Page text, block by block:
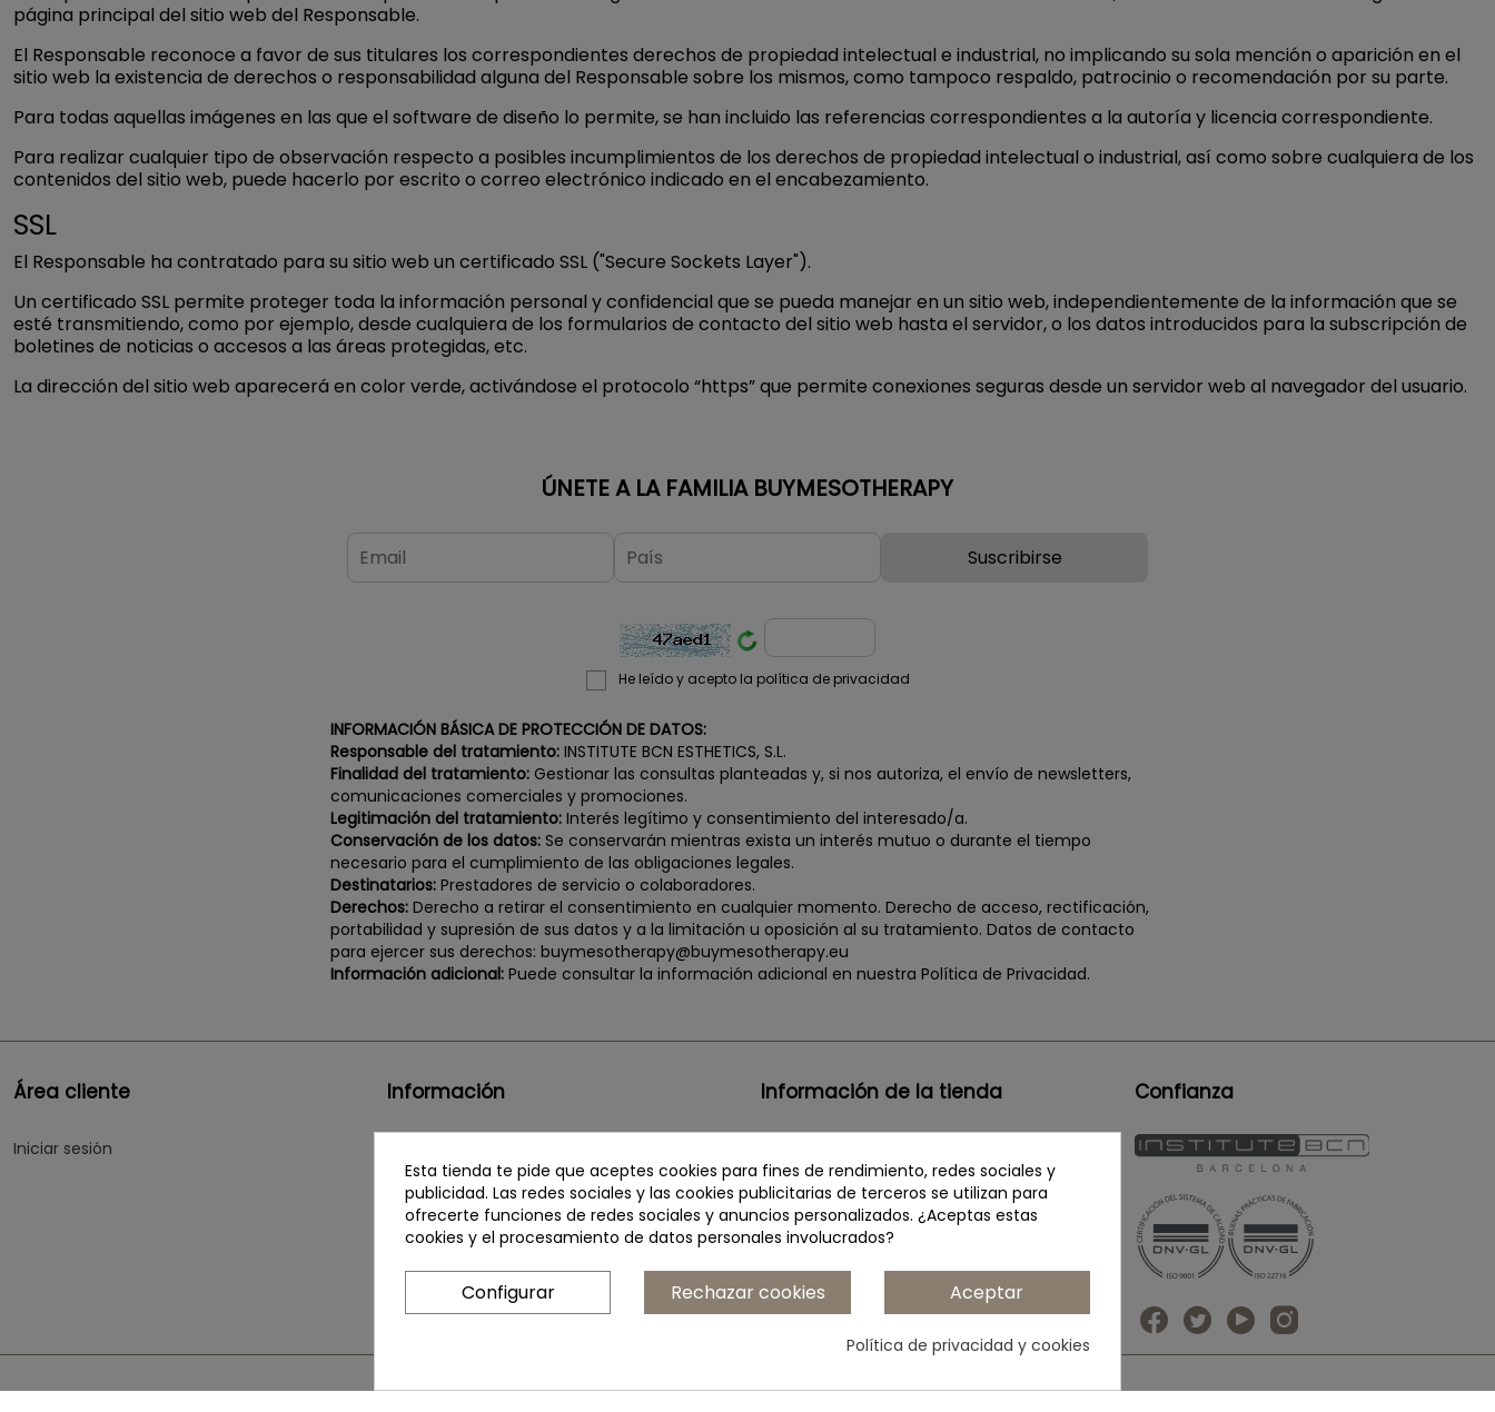
página principal del sitio web del Responsable.
El Responsable reconoce a favor de sus titulares los correspondientes derechos de propiedad intelectual e industrial, no implicando su sola mención o aparición en el
sitio web la existencia de derechos o responsabilidad alguna del Responsable sobre los mismos, como tampoco respaldo, patrocinio o recomendación por su parte.
Para todas aquellas imágenes en las que el software de diseño lo permite, se han incluido las referencias correspondientes a la autoría y licencia correspondiente.
Para realizar cualquier tipo de observación respecto a posibles incumplimientos de los derechos de propiedad intelectual o industrial, así como sobre cualquiera de los
contenidos del sitio web, puede hacerlo por escrito o correo electrónico indicado en el encabezamiento.
SSL
El Responsable ha contratado para su sitio web un certificado SSL ("Secure Sockets Layer").
Un certificado SSL permite proteger toda la información personal y confidencial que se pueda manejar en un sitio web, independientemente de la información que se
esté transmitiendo, como por ejemplo, desde cualquiera de los formularios de contacto del sitio web hasta el servidor, o los datos introducidos para la subscripción de
boletines de noticias o accesos a las áreas protegidas, etc.
La dirección del sitio web aparecerá en color verde, activándose el protocolo “https” que permite conexiones seguras desde un servidor web al navegador del usuario.
ÚNETE A LA FAMILIA BUYMESOTHERAPY
He leído y acepto la política de privacidad
INFORMACIÓN BÁSICA DE PROTECCIÓN DE DATOS:
Responsable del tratamiento: INSTITUTE BCN ESTHETICS, S.L.
Finalidad del tratamiento: Gestionar las consultas planteadas y, si nos autoriza, el envío de newsletters,
comunicaciones comerciales y promociones.
Legitimación del tratamiento: Interés legítimo y consentimiento del interesado/a.
Conservación de los datos: Se conservarán mientras exista un interés mutuo o durante el tiempo
necesario para el cumplimiento de las obligaciones legales.
Destinatarios: Prestadores de servicio o colaboradores.
Derechos: Derecho a retirar el consentimiento en cualquier momento. Derecho de acceso, rectificación,
portabilidad y supresión de sus datos y a la limitación u oposición al su tratamiento. Datos de contacto
para ejercer sus derechos: buymesotherapy@buymesotherapy.eu
Información adicional: Puede consultar la información adicional en nuestra Política de Privacidad.
Área cliente
Iniciar sesión
Información
Política de privacidad redes sociales
Quiénes somos
Contacte con nosotros
Información de la tienda
C/Telègraf, 15
+34 935 444 338
buymesotherapy@buymesotherapy.eu
Confianza
Esta tienda te pide que aceptes cookies para fines de rendimiento, redes sociales y
publicidad. Las redes sociales y las cookies publicitarias de terceros se utilizan para
ofrecerte funciones de redes sociales y anuncios personalizados. ¿Aceptas estas
cookies y el procesamiento de datos personales involucrados?
Aceptar
Rechazar cookies
Configurar
Política de privacidad y cookies